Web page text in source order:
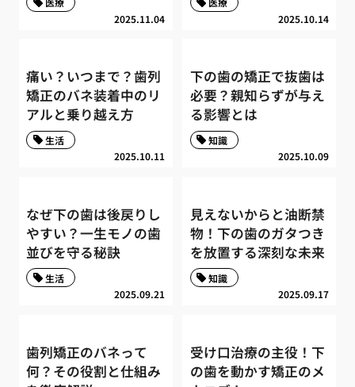
2025.11.04
2025.10.14
痛い？いつまで？歯列
矯正のバネ装着中のリ
アルと乗り越え方
2025.10.11
生活
下の歯の矯正で抜歯は
必要？親知らずが与え
る影響とは
2025.10.09
知識
なぜ下の歯は後戻りし
やすい？一生モノの歯
並びを守る秘訣
2025.09.21
生活
見えないからと油断禁
物！下の歯のガタつき
を放置する深刻な未来
2025.09.17
知識
歯列矯正のバネって
何？その役割と仕組み
受け口治療の主役！下
の歯を動かす矯正のメ